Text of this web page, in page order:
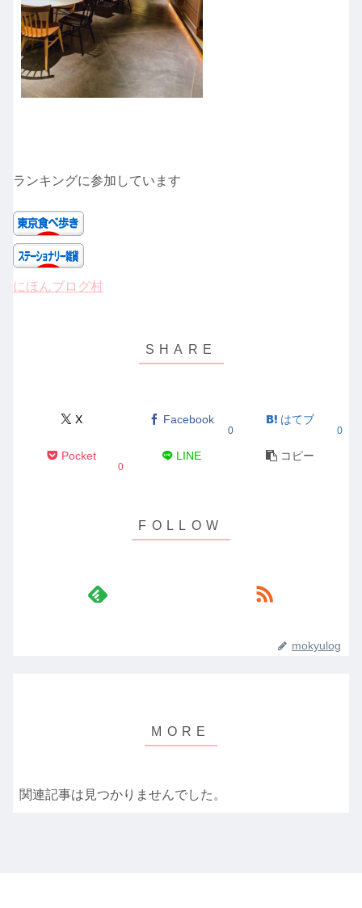
ランキングに参加しています
にほんブログ村
X Facebook
0
はてブ
0
Pocket
0
LINE コピー
mokyulog
関連記事は見つかりませんでした。